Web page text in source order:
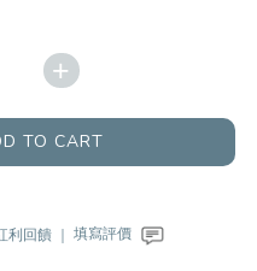
+
TO CART
利回饋 ｜填寫評價